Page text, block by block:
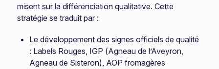
misent sur la différenciation qualitative. Cette
stratégie se traduit par :
Le développement des signes officiels de qualité
: Labels Rouges, IGP (Agneau de l’Aveyron,
Agneau de Sisteron), AOP fromagères